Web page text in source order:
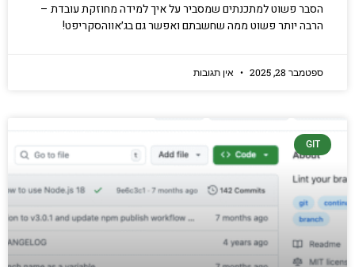
הסבר פשוט למתכנתים שמסביר על איך למידה מחוזקת עובדת –
הרבה יותר פשוט ממה שחשבתם ואפשר גם בג׳אווהסקריפט!
ספטמבר 28, 2025 אין תגובות
GIT